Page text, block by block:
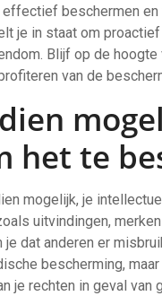
beschermen en
je in staat om
Blijf op de
van de
het te
mogelijk, je
uitvindingen,
dat anderen er
bescherming,
je rechten in geval